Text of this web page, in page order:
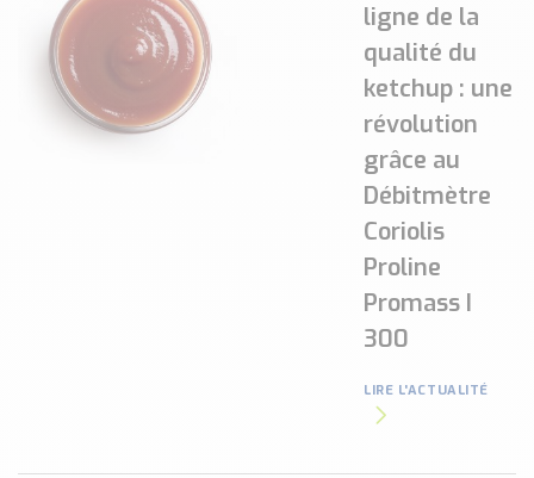
ligne de la
qualité du
ketchup : une
révolution
grâce au
Débitmètre
Coriolis
Proline
Promass I
300
LIRE L'ACTUALITÉ